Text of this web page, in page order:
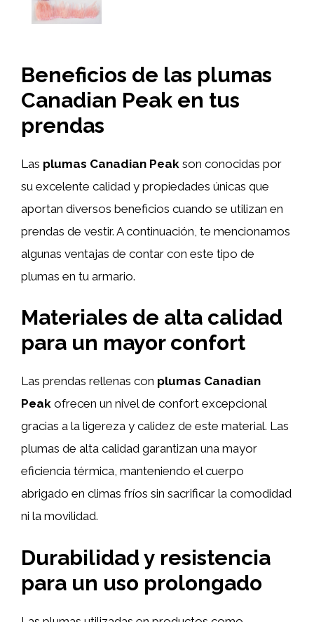
Beneficios de las plumas
Canadian Peak en tus
prendas
Las plumas Canadian Peak son conocidas por
su excelente calidad y propiedades únicas que
aportan diversos beneficios cuando se utilizan en
prendas de vestir. A continuación, te mencionamos
algunas ventajas de contar con este tipo de
plumas en tu armario.
Materiales de alta calidad
para un mayor confort
Las prendas rellenas con plumas Canadian
Peak ofrecen un nivel de confort excepcional
gracias a la ligereza y calidez de este material. Las
plumas de alta calidad garantizan una mayor
eficiencia térmica, manteniendo el cuerpo
abrigado en climas fríos sin sacrificar la comodidad
ni la movilidad.
Durabilidad y resistencia
para un uso prolongado